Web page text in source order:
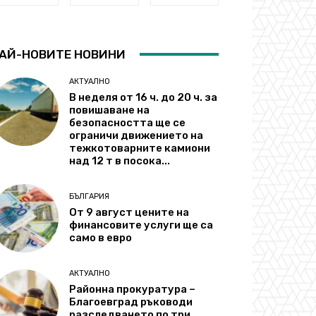
НОВИТЕ НОВИНИ
АКТУАЛНО
В неделя от 16 ч. до 20 ч. за
повишаване на
безопасността ще се
ограничи движението на
тежкотоварните камиони
над 12 т в посока...
БЪЛГАРИЯ
От 9 август цените на
финансовите услуги ще са
само в евро
АКТУАЛНО
Районна прокуратура –
Благоевград ръководи